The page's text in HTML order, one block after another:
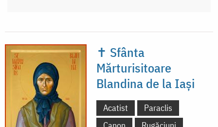
✝ Sfânta
Mărturisitoare
Blandina de la Iași
Acatist
Paraclis